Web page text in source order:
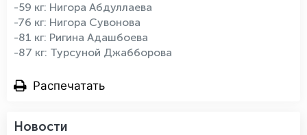
-59 кг: Нигора Абдуллаева
-76 кг: Нигора Сувонова
-81 кг: Ригина Адашбоева
-87 кг: Турсуной Джабборова
Распечатать
Новости